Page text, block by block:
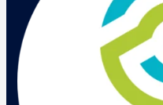
Hilangnya
Data